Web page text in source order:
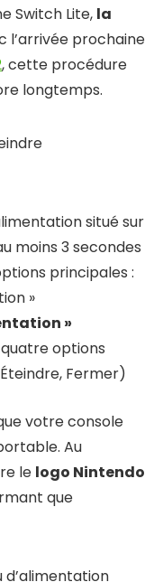
Switch Lite, la
l’arrivée prochaine
, cette procédure
longtemps.
situé sur
moins 3 secondes
principales :
»
»
quatre options
Fermer)
votre console
Au
le logo Nintendo
que
d’alimentation